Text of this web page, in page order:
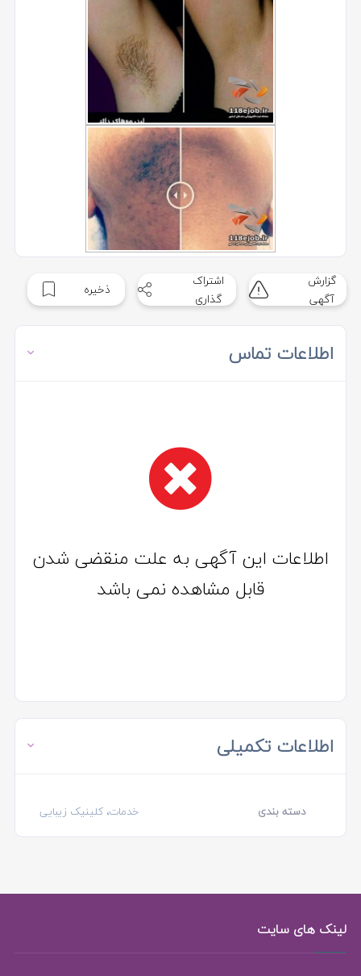
گزارش
آگهی
اشتراک
گذاری
ذخیره
اطلاعات تماس
اطلاعات این آگهی به علت منقضی شدن
قابل مشاهده نمی باشد
اطلاعات تکمیلی
دسته بندی خدمات، کلینیک زیبایی
لینک های سایت